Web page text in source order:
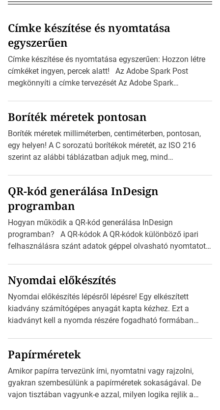
Címke készítése és nyomtatása
egyszerűen
Címke készítése és nyomtatása egyszerűen: Hozzon létre
címkéket ingyen, percek alatt! Az Adobe Spark Post
megkönnyíti a címke tervezését Az Adobe Spark
igazán foroghatnak a kreatív fogaskerekek, miközben
zajlik a saját címke készítése. Hogyan készítsünk címkét?
Válasszon méretet és alakot: Válassza ki a kívánt címke
méretét. Akár néhány személyes […]
Boríték méretek pontosan
Boríték méretek milliméterben, centiméterben, pontosan,
egy helyen! A C sorozatú borítékok méretét, az ISO 216
szerint az alábbi táblázatban adjuk meg, mind
az A4-es papírlaphoz viszonyítva. Az amerikai és észak-
amerikai boríték méretére az ISO 216 nem vonatkozik.
Boríték méretének táblázata C0-tól C10-ig […]
QR-kód generálása InDesign
programban
Hogyan működik a QR-kód generálása InDesign
programban? A QR-kódok A QR-kódok különböző ipari
felhasználásra szánt adatok géppel olvasható nyomtatott
telepíthet egy QR-kód-leolvasó alkalmazást, ami leolvasni
és dekódolni képes az URL-információt és átirányítja a
telefon böngészőjét a cég weblapjára. A QR-kód
beolvasása után a felhasználó szöveges üzenetet kaphat,
Nyomdai előkészítés
Nyomdai előkészítés lépésről lépésre! Egy elkészített
kiadvány számítógépes anyagát kapta kézhez. Ezt a
kiadványt kell a nyomda részére fogadható formában
Illustratorban készült vektorgrafika. Minden esetben
konzultáljunk a nyomdával, mielőtt elkezdjük a nyomdai
előkészítést!Nehogy az elkészült munka után derüljön ki,
hogy valamit másképp kellett volna csinálni! […]
Papírméretek
Amikor papírra tervezünk írni, nyomtatni vagy rajzolni,
gyakran szembesülünk a papírméretek sokaságával. De
vajon tisztában vagyunk-e azzal, milyen logika rejlik a